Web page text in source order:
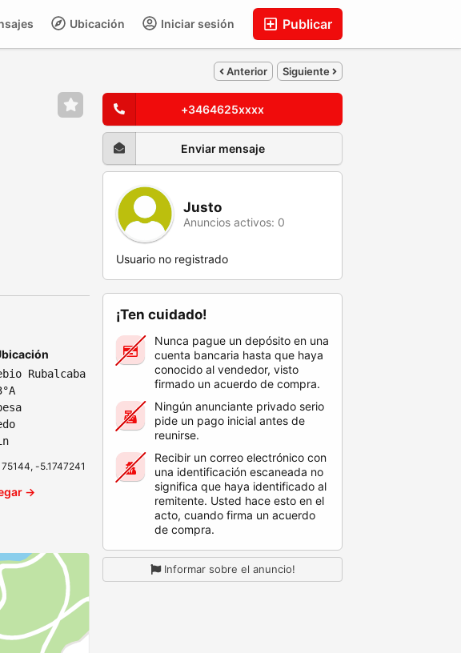
Publicar
Iniciar sesión
Ubicación
Anterior Siguiente
Rubalcaba
-5.1747241
→
+3464625xxxx
Enviar mensaje
Justo
Anuncios activos: 0
Usuario no registrado
¡Ten cuidado!
Nunca pague un depósito en una
cuenta bancaria hasta que haya
conocido al vendedor, visto
firmado un acuerdo de compra.
Ningún anunciante privado serio
pide un pago inicial antes de
reunirse.
Recibir un correo electrónico con
una identificación escaneada no
significa que haya identificado al
remitente. Usted hace esto en el
acto, cuando firma un acuerdo
de compra.
Informar sobre el anuncio!